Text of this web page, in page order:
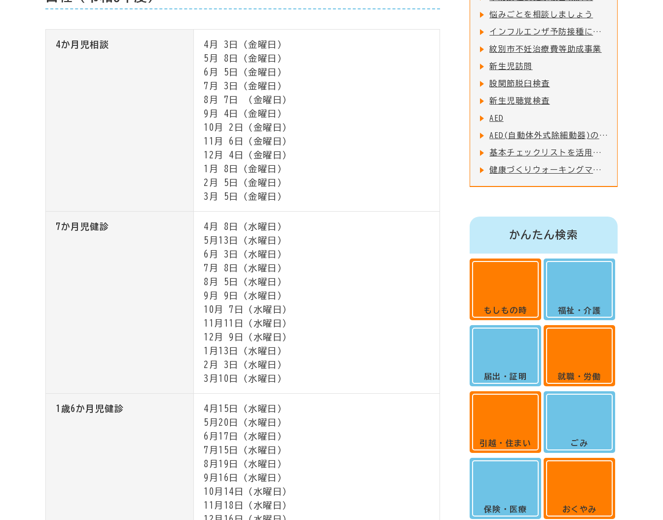
4か月児相談
4月 3日（金曜日）
5月 8日（金曜日）
6月 5日（金曜日）
7月 3日（金曜日）
8月 7日 （金曜日）
9月 4日（金曜日）
10月 2日（金曜日）
11月 6日（金曜日）
12月 4日（金曜日）
1月 8日（金曜日）
2月 5日（金曜日）
3月 5日（金曜日）
7か月児健診
4月 8日（水曜日）
5月13日（水曜日）
6月 3日（水曜日）
7月 8日（水曜日）
8月 5日（水曜日）
9月 9日（水曜日）
10月 7日（水曜日）
11月11日（水曜日）
12月 9日（水曜日）
1月13日（水曜日）
2月 3日（水曜日）
3月10日（水曜日）
1歳6か月児健診
4月15日（水曜日）
5月20日（水曜日）
6月17日（水曜日）
7月15日（水曜日）
8月19日（水曜日）
9月16日（水曜日）
10月14日（水曜日）
11月18日（水曜日）
悩みごとを相談しましょう
インフルエンザ予防接種について
紋別市不妊治療費等助成事業
新生児訪問
股関節脱臼検査
新生児聴覚検査
AED
AED(自動体外式除細動器)の設置・普及について
基本チェックリストを活用しましょう
健康づくりウォーキングマップ
かんたん検索
もしもの時
届出・証明
引越・住まい
保険・医療
福祉・介護
就職・労働
ごみ
おくやみ